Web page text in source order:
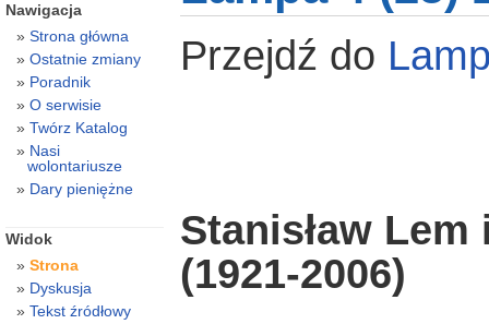
Przejdź do
Stanisław
(1921-2006)
Nawigacja
Strona główna
Ostatnie zmiany
Poradnik
O serwisie
Twórz Katalog
Nasi
wolontariusze
Dary pieniężne
Widok
Strona
Dyskusja
Tekst źródłowy